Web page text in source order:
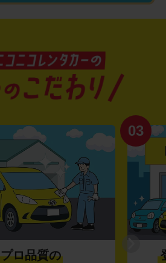
プロ品質の
03